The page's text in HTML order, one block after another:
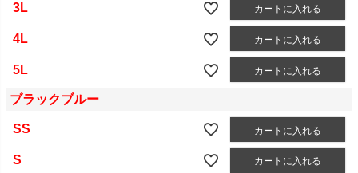
3L カートに入れる
4L カートに入れる
5L カートに入れる
ブラックブルー
SS カートに入れる
S カートに入れる